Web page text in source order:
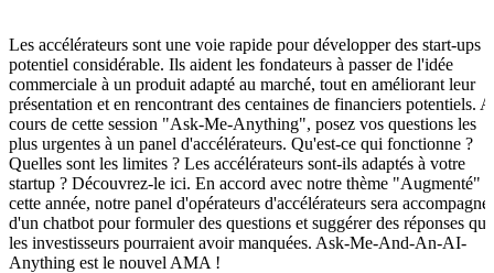
Les accélérateurs sont une voie rapide pour développer des start-ups
potentiel considérable. Ils aident les fondateurs à passer de l'idée
commerciale à un produit adapté au marché, tout en améliorant leur
présentation et en rencontrant des centaines de financiers potentiels.
cours de cette session "Ask-Me-Anything", posez vos questions les
plus urgentes à un panel d'accélérateurs. Qu'est-ce qui fonctionne ?
Quelles sont les limites ? Les accélérateurs sont-ils adaptés à votre
startup ? Découvrez-le ici. En accord avec notre thème "Augmenté"
cette année, notre panel d'opérateurs d'accélérateurs sera accompagné
d'un chatbot pour formuler des questions et suggérer des réponses que
les investisseurs pourraient avoir manquées. Ask-Me-And-An-AI-
Anything est le nouvel AMA !